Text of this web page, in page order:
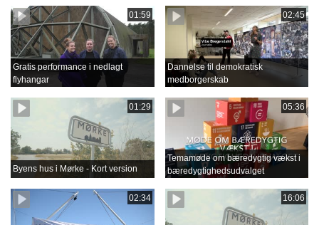
01:59
Gratis performance i nedlagt
flyhangar
02:45
Dannelse til demokratisk
medborgerskab
01:29
Byens hus i Mørke - Kort version
05:36
Temamøde om bæredygtig vækst i
bæredygtighedsudvalget
02:34 16:06